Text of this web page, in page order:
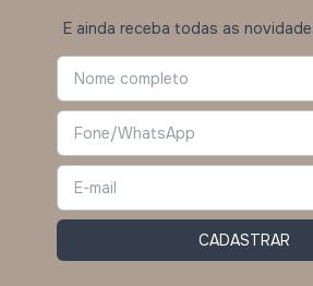
E ainda receba todas as